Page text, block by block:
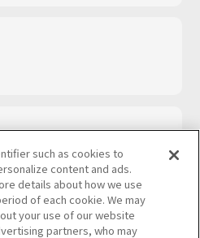
such as cookies to
content and ads.
details about how we use
of each cookie. We may
your use of our website
partners, who may